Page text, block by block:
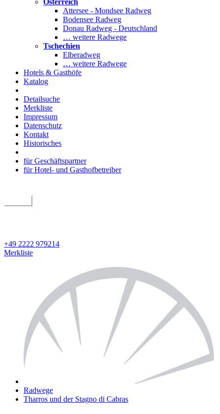
Attersee - Mondsee Radweg
Bodensee Radweg
Donau Radweg - Deutschland
… weitere Radwege
Tschechien
Elberadweg
… weitere Radwege
Hotels & Gasthöfe
Katalog
Detailsuche
Merkliste
Impressum
Datenschutz
Kontakt
Historisches
für Geschäftspartner
für Hotel- und Gasthofbetreiber
+49 2222 979214
Merkliste
Radwege
Tharros und der Stagno di Cabras